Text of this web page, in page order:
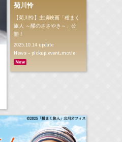
菊川怜
【菊川怜】主演映画「種まく
旅人 ～醪のささやき～」公
開！
2025.10.14update
News - pickup,event,movie